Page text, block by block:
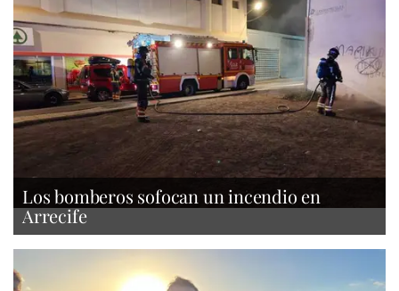
Los bomberos sofocan un incendio en
Arrecife